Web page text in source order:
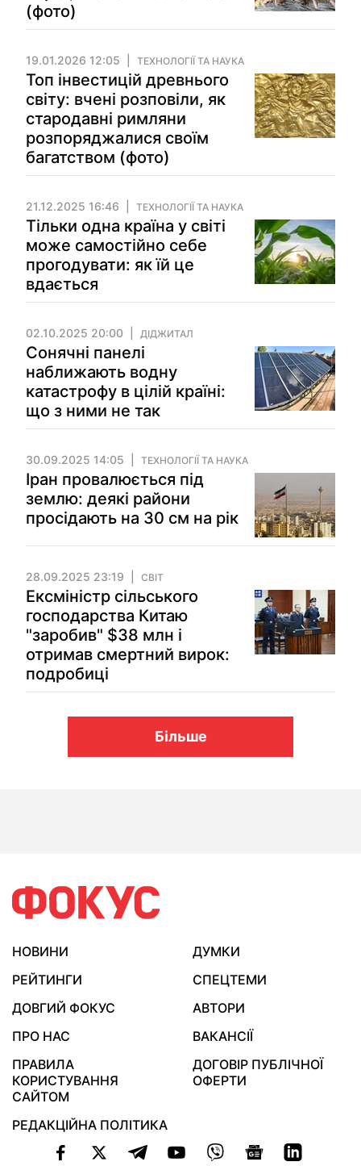
(фото)
19.01.2026 12:05 ТЕХНОЛОГІЇ ТА НАУКА
Топ інвестицій древнього
світу: вчені розповіли, як
стародавні римляни
розпоряджалися своїм
багатством (фото)
21.12.2025 16:46 ТЕХНОЛОГІЇ ТА НАУКА
Тільки одна країна у світі
може самостійно себе
прогодувати: як їй це
вдається
02.10.2025 20:00 ДІДЖИТАЛ
Сонячні панелі
наближають водну
катастрофу в цілій країні:
що з ними не так
30.09.2025 14:05 ТЕХНОЛОГІЇ ТА НАУКА
Іран провалюється під
землю: деякі райони
просідають на 30 см на рік
28.09.2025 23:19 СВІТ
Ексміністр сільського
господарства Китаю
"заробив" $38 млн і
отримав смертний вирок:
подробиці
Більше
НОВИНИ
ДУМКИ
РЕЙТИНГИ
СПЕЦТЕМИ
ДОВГИЙ ФОКУС
АВТОРИ
ПРО НАС
ВАКАНСІЇ
ПРАВИЛА
КОРИСТУВАННЯ
САЙТОМ
ДОГОВІР ПУБЛІЧНОЇ
ОФЕРТИ
РЕДАКЦІЙНА ПОЛІТИКА